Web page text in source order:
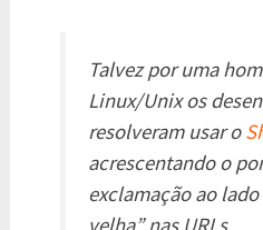
Talvez por uma
Linux/Unix os
resolveram usar o
acrescentando o
exclamação ao
velha” nas URLs.